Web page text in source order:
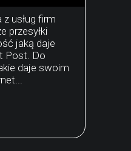
usług firm
przesyłki
jaką daje
Post. Do
daje swoim